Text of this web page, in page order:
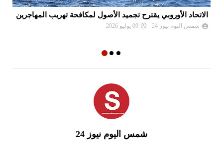
الاتحاد الأوروبي يقترح تجميد الأصول لمكافحة تهريب المهاجرين
شمس اليوم نيوز 24 09 يوليو 2026
شمس اليوم نيوز 24